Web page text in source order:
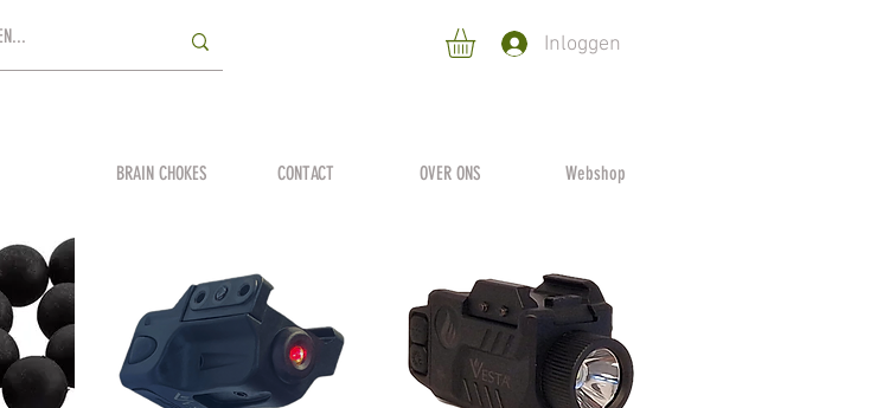
Inloggen
BRAIN CHOKES CONTACT OVER ONS Webshop